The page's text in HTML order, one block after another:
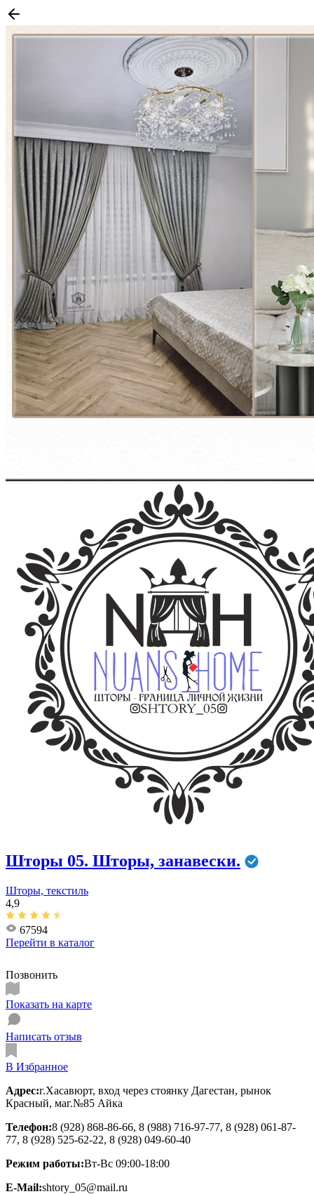
Шторы 05. Шторы, занавески.
Шторы, текстиль
4,9
67594
Перейти в каталог
Позвонить
Показать на карте
Написать отзыв
В Избранное
Адрес:г.Хасавюрт, вход через стоянку Дагестан, рынок
Красный, маг.№85 Айка
Телефон:8 (928) 868-86-66, 8 (988) 716-97-77, 8 (928) 061-87-
77, 8 (928) 525-62-22, 8 (928) 049-60-40
Режим работы:Вт-Вс 09:00-18:00
E-Mail:shtory_05@mail.ru